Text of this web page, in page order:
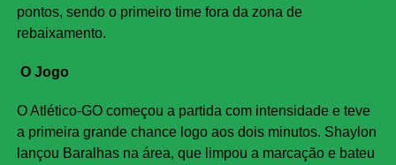
pontos, sendo o primeiro time fora da zona de
rebaixamento.
O Jogo
O Atlético-GO começou a partida com intensidade e teve
a primeira grande chance logo aos dois minutos. Shaylon
lançou Baralhas na área, que limpou a marcação e bateu